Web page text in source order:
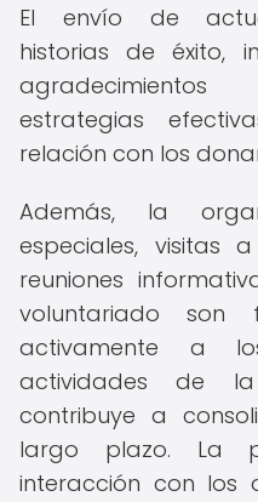
El envío de
historias de éxito,
agradecimientos
estrategias
relación con los
Además, la
especiales, visitas
reuniones
voluntariado son
activamente a
actividades de
contribuye a
largo plazo. La
interacción con los